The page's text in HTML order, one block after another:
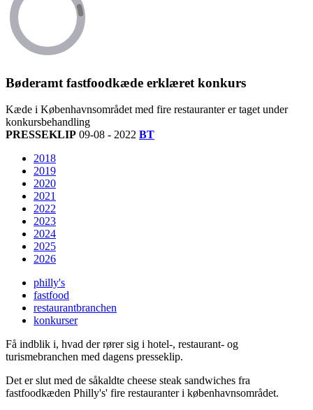
Bøderamt fastfoodkæde erklæret konkurs
Kæde i Københavnsområdet med fire restauranter er taget under
konkursbehandling
PRESSEKLIP 09-08 - 2022 BT
2018
2019
2020
2021
2022
2023
2024
2025
2026
philly's
fastfood
restaurantbranchen
konkurser
Få indblik i, hvad der rører sig i hotel-, restaurant- og
turismebranchen med dagens presseklip.
Det er slut med de såkaldte cheese steak sandwiches fra
fastfoodkæden Philly's' fire restauranter i københavnsområdet.